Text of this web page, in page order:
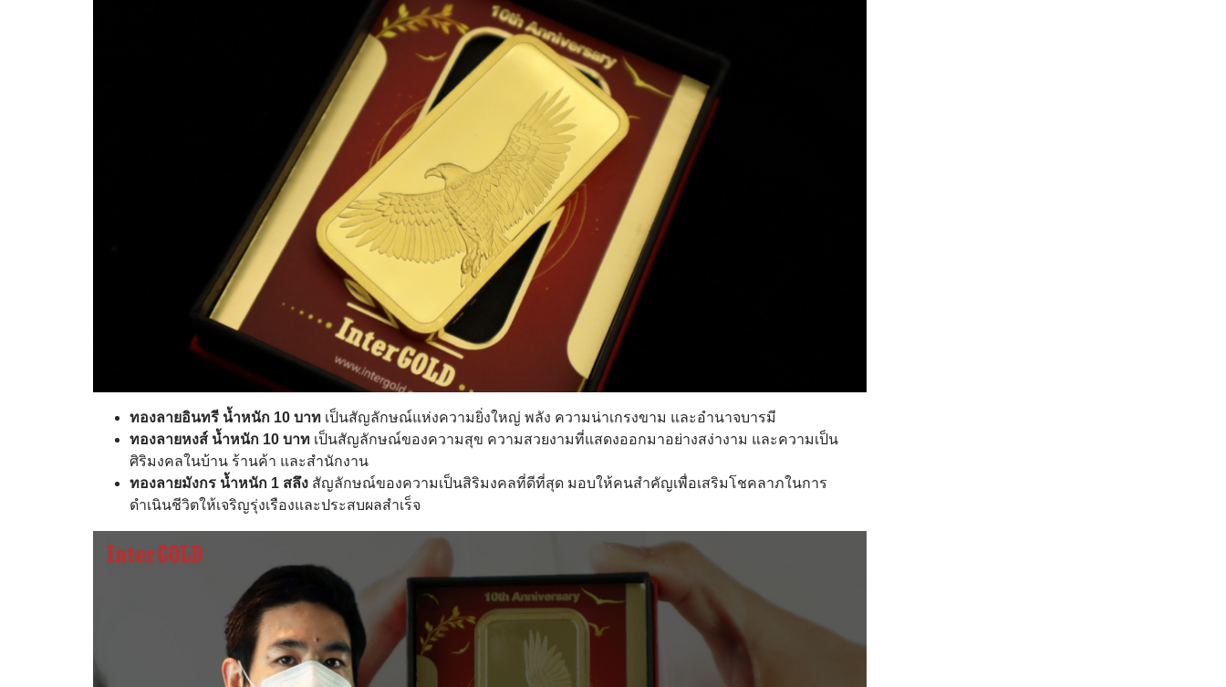
ทองลายอินทรี น้ำหนัก 10 บาท เป็นสัญลักษณ์แห่งความยิ่งใหญ่ พลัง ความน่าเกรงขาม และอำนาจบารมี
ทองลายหงส์ น้ำหนัก 10 บาท เป็นสัญลักษณ์ของความสุข ความสวยงามที่แสดงออกมาอย่างสง่างาม และความเป็น
ศิริมงคลในบ้าน ร้านค้า และสำนักงาน
ทองลายมังกร น้ำหนัก 1 สลึง สัญลักษณ์ของความเป็นสิริมงคลที่ดีที่สุด มอบให้คนสำคัญเพื่อเสริมโชคลาภในการ
ดำเนินชีวิตให้เจริญรุ่งเรืองและประสบผลสำเร็จ